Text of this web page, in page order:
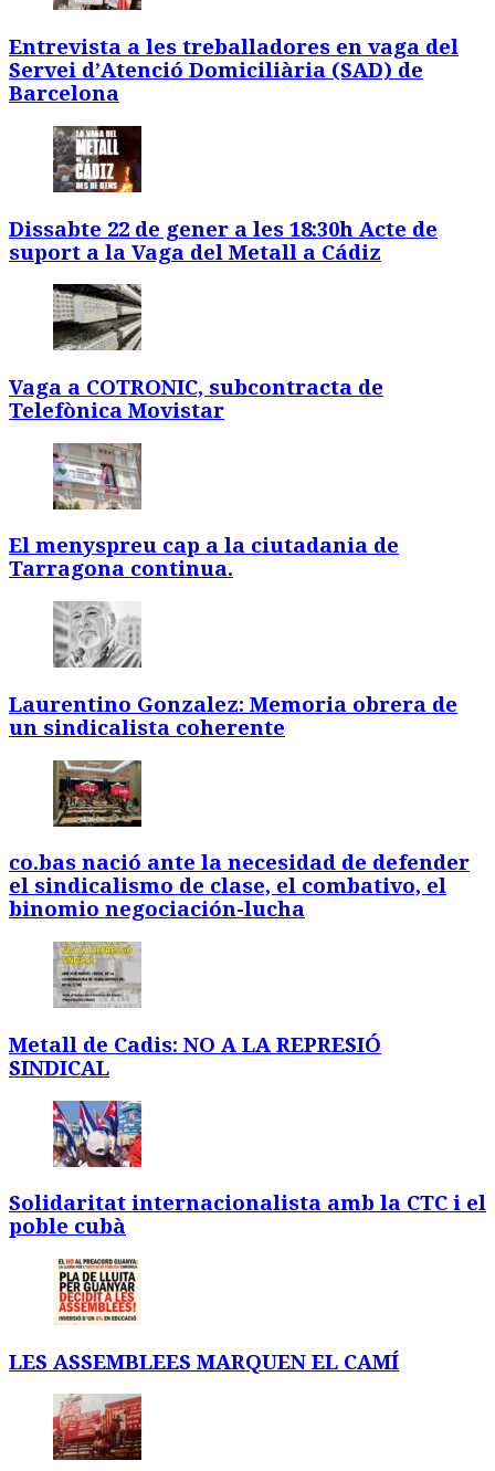
Entrevista a les treballadores en vaga del
Servei d’Atenció Domiciliària (SAD) de
Barcelona
Dissabte 22 de gener a les 18:30h Acte de
suport a la Vaga del Metall a Cádiz
Vaga a COTRONIC, subcontracta de
Telefònica Movistar
El menyspreu cap a la ciutadania de
Tarragona continua.
Laurentino Gonzalez: Memoria obrera de
un sindicalista coherente
co.bas nació ante la necesidad de defender
el sindicalismo de clase, el combativo, el
binomio negociación-lucha
Metall de Cadis: NO A LA REPRESIÓ
SINDICAL
Solidaritat internacionalista amb la CTC i el
poble cubà
LES ASSEMBLEES MARQUEN EL CAMÍ